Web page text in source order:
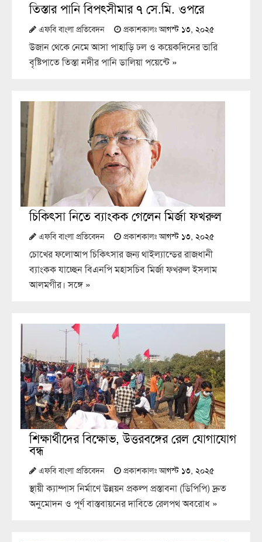
তিস্তার পানি বিপৎসীমার ৭ সে.মি. ওপরে
এফবি বাংলা প্রতিবেদন প্রকাশকালঃআগস্ট ১৩, ২০২৫
উজান থেকে নেমে আসা পাহাড়ি ঢল ও কয়েকদিনের ভারি
বৃষ্টিপাতে তিস্তা নদীর পানি ডালিয়া পয়েন্টে»
চিকিৎসা নিতে ব্যাংকক গেলেন মির্জা ফখরুল
এফবি বাংলা প্রতিবেদন প্রকাশকালঃআগস্ট ১৩, ২০২৫
চোখের ফলোআপ চিকিৎসার জন্য থাইল্যান্ডের রাজধানী
ব্যাংকক যাচ্ছেন বিএনপি মহাসচিব মির্জা ফখরুল ইসলাম
আলমগীর। সঙ্গে»
শিক্ষার্থীদের বিক্ষোভ, উত্তরবঙ্গের রেল যোগাযোগ
বন্ধ
এফবি বাংলা প্রতিবেদন প্রকাশকালঃআগস্ট ১৩, ২০২৫
স্থায়ী ক্যাম্পাস নির্মাণে উন্নয়ন প্রকল্প প্রস্তাবনা (ডিপিপি) দ্রুত
অনুমোদন ও পূর্ণ বাস্তবায়নের দাবিতে রেলপথ অবরোধ »